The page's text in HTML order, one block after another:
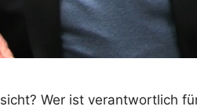
Wer ist verantwortlich